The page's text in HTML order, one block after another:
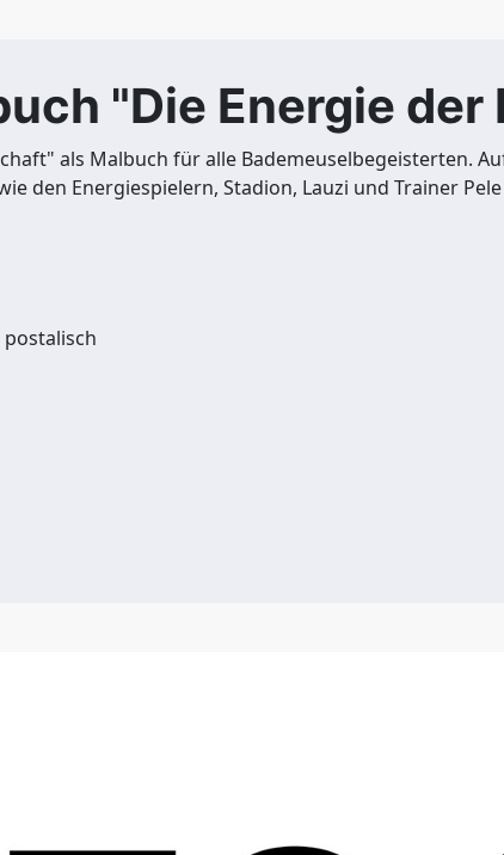
"Die Energie
als Malbuch für alle Bademeuselbegeisterten.
den Energiespielern, Stadion, Lauzi und Trainer